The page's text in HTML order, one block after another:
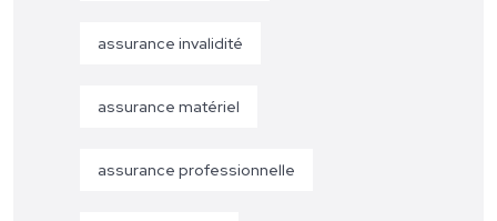
assurance invalidité
assurance matériel
assurance professionnelle